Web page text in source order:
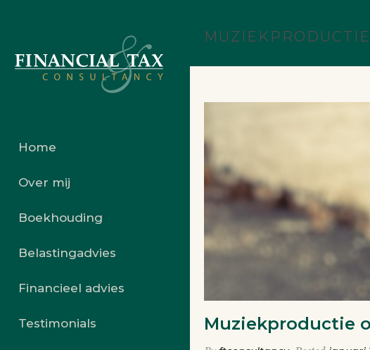
Home
Over mij
Boekhouding
Belastingadvies
Financieel advies
Testimonials Muziekproductie